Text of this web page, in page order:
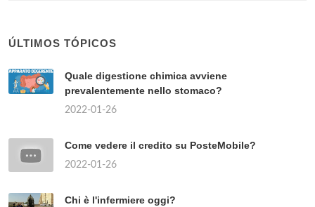
ÚLTIMOS TÓPICOS
Quale digestione chimica avviene
prevalentemente nello stomaco?
2022-01-26
Come vedere il credito su PosteMobile?
2022-01-26
Chi è l'infermiere oggi?